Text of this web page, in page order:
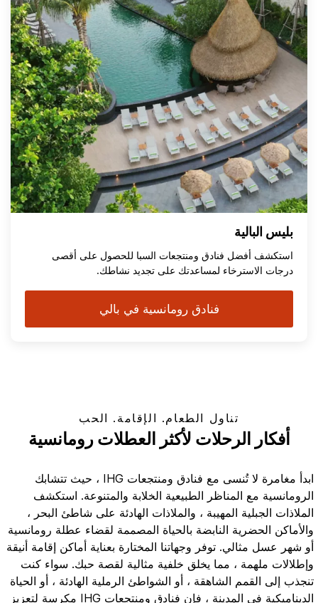
بليس البالية
استكشف أفضل فنادق ومنتجعات السبا للحصول على أقصى
درجات الاسترخاء لمساعدتك على تجديد نشاطك.
فنادق رومانسية في بالي
تناول الطعام. الإقامة. الحب
أفكار الرحلات لأكثر العطلات رومانسية
ابدأ مغامرة لا تُنسى مع فنادق ومنتجعات IHG ، حيث تتشابك
الرومانسية مع المناظر الطبيعية الخلابة والمتنوعة. استكشف
الملاذات الجبلية المهيبة ، والملاذات الهادئة على شاطئ البحر ،
والأماكن الحضرية النابضة بالحياة المصممة لقضاء عطلة رومانسية
أو شهر عسل مثالي. توفر وجهاتنا المختارة بعناية أماكن إقامة أنيقة
وإطلالات ملهمة ، مما يخلق خلفية مثالية لقصة حبك. سواء كنت
تنجذب إلى القمم الشاهقة ، أو الشواطئ الرملية الهادئة ، أو الحياة
الديناميكية في المدينة ، فإن فنادق ومنتجعات IHG مكرسة لتعزيز